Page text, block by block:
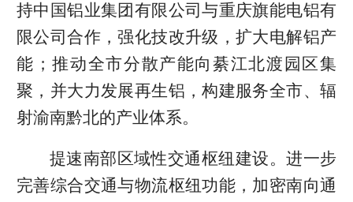
持中国铝业集团有限公司与重庆旗能电铝有
限公司合作，强化技改升级，扩大电解铝产
能；推动全市分散产能向綦江北渡园区集
聚，并大力发展再生铝，构建服务全市、辐
射渝南黔北的产业体系。
提速南部区域性交通枢纽建设。进一步
完善综合交通与物流枢纽功能，加密南向通